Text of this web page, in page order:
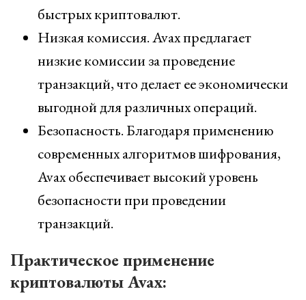
быстрых криптовалют.
Низкая комиссия. Avax предлагает
низкие комиссии за проведение
транзакций, что делает ее экономически
выгодной для различных операций.
Безопасность. Благодаря применению
современных алгоритмов шифрования,
Avax обеспечивает высокий уровень
безопасности при проведении
транзакций.
Практическое применение
криптовалюты Avax: